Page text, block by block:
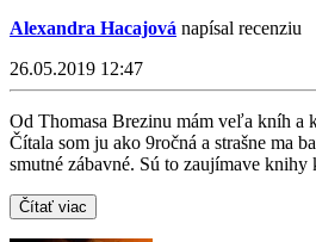
Alexandra Hacajová napísal recenziu
26.05.2019 12:47
Od Thomasa Brezinu mám veľa kníh a
Čítala som ju ako 9ročná a strašne ma
smutné zábavné. Sú to zaujímave
Čítať viac